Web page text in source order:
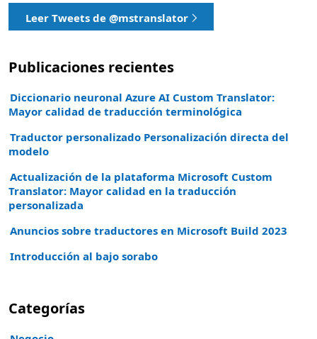
Leer Tweets de @mstranslator
Publicaciones recientes
Diccionario neuronal Azure AI Custom Translator:
Mayor calidad de traducción terminológica
Traductor personalizado Personalización directa del
modelo
Actualización de la plataforma Microsoft Custom
Translator: Mayor calidad en la traducción
personalizada
Anuncios sobre traductores en Microsoft Build 2023
Introducción al bajo sorabo
Categorías